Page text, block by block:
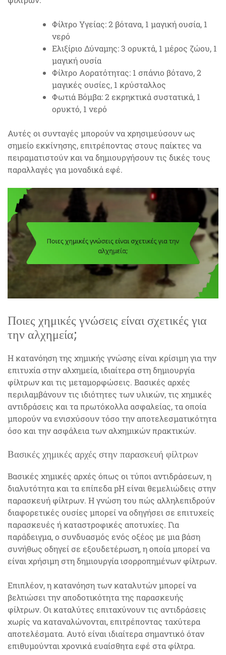
Φίλτρο Υγείας: 2 βότανα, 1 μαγική ουσία, 1
νερό
Ελιξίριο Δύναμης: 3 ορυκτά, 1 μέρος ζώου, 1
μαγική ουσία
Φίλτρο Αορατότητας: 1 σπάνιο βότανο, 2
μαγικές ουσίες, 1 κρύσταλλος
Φωτιά Βόμβα: 2 εκρηκτικά συστατικά, 1
ορυκτό, 1 νερό
Αυτές οι συνταγές μπορούν να χρησιμεύσουν ως
σημείο εκκίνησης, επιτρέποντας στους παίκτες να
πειραματιστούν και να δημιουργήσουν τις δικές τους
παραλλαγές για μοναδικά εφέ.
Ποιες χημικές γνώσεις είναι σχετικές για
την αλχημεία;
Η κατανόηση της χημικής γνώσης είναι κρίσιμη για την
επιτυχία στην αλχημεία, ιδιαίτερα στη δημιουργία
φίλτρων και τις μεταμορφώσεις. Βασικές αρχές
περιλαμβάνουν τις ιδιότητες των υλικών, τις χημικές
αντιδράσεις και τα πρωτόκολλα ασφαλείας, τα οποία
μπορούν να ενισχύσουν τόσο την αποτελεσματικότητα
όσο και την ασφάλεια των αλχημικών πρακτικών.
Βασικές χημικές αρχές στην παρασκευή φίλτρων
Βασικές χημικές αρχές όπως οι τύποι αντιδράσεων, η
διαλυτότητα και τα επίπεδα pH είναι θεμελιώδεις στην
παρασκευή φίλτρων. Η γνώση του πώς αλληλεπιδρούν
διαφορετικές ουσίες μπορεί να οδηγήσει σε επιτυχείς
παρασκευές ή καταστροφικές αποτυχίες. Για
παράδειγμα, ο συνδυασμός ενός οξέος με μια βάση
συνήθως οδηγεί σε εξουδετέρωση, η οποία μπορεί να
είναι χρήσιμη στη δημιουργία ισορροπημένων φίλτρων.
Επιπλέον, η κατανόηση των καταλυτών μπορεί να
βελτιώσει την αποδοτικότητα της παρασκευής
φίλτρων. Οι καταλύτες επιταχύνουν τις αντιδράσεις
χωρίς να καταναλώνονται, επιτρέποντας ταχύτερα
αποτελέσματα. Αυτό είναι ιδιαίτερα σημαντικό όταν
επιθυμούνται χρονικά ευαίσθητα εφέ στα φίλτρα.